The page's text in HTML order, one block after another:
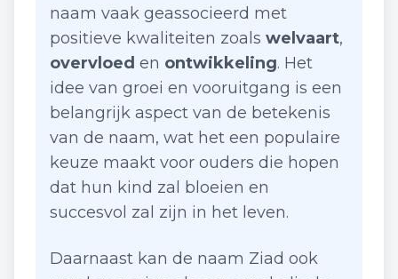
naam vaak geassocieerd met
positieve kwaliteiten zoals welvaart,
overvloed en ontwikkeling. Het
idee van groei en vooruitgang is een
belangrijk aspect van de betekenis
van de naam, wat het een populaire
keuze maakt voor ouders die hopen
dat hun kind zal bloeien en
succesvol zal zijn in het leven.
Daarnaast kan de naam Ziad ook